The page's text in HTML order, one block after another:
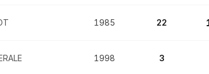
1985 22
1998 3